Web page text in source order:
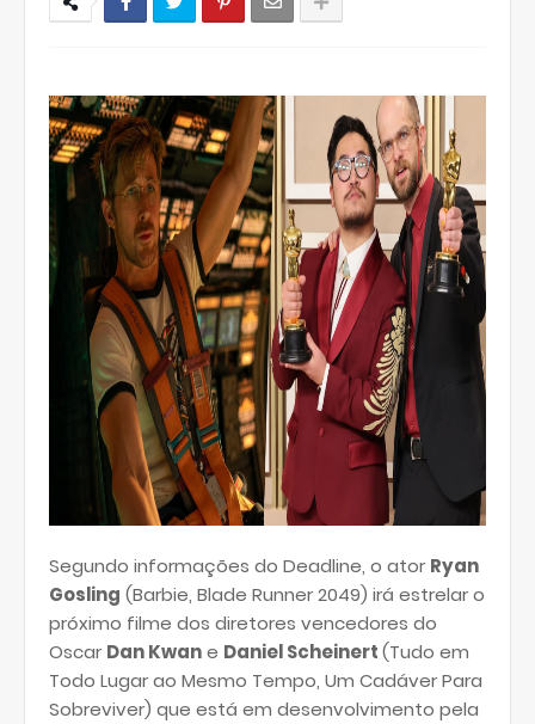
Segundo informações do Deadline, o ator Ryan
Gosling (Barbie, Blade Runner 2049) irá estrelar o
próximo filme dos diretores vencedores do
Oscar Dan Kwane Daniel Scheinert(Tudo em
Todo Lugar ao Mesmo Tempo, Um Cadáver Para
Sobreviver) que está em desenvolvimento pela